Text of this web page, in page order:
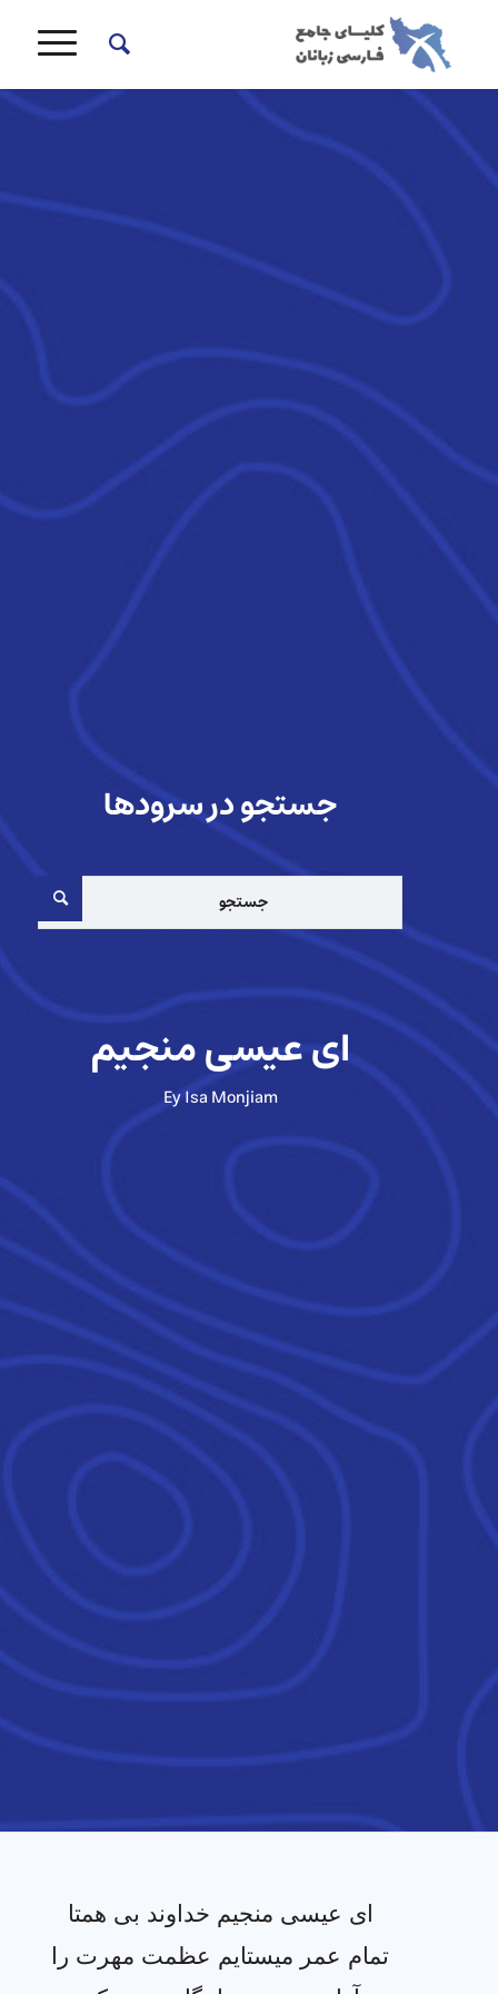
جستجو در سرودها
ای عیسی منجیم
Ey Isa Monjiam
ای عیسی منجيم خداوند بی همتا
تمام عمر میستایم عظمت مهرت را